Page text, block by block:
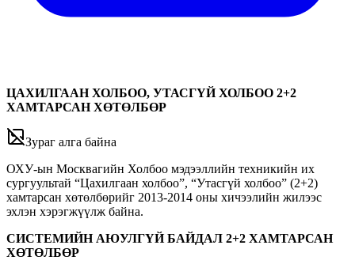
ЦАХИЛГААН ХОЛБОО, УТАСГҮЙ ХОЛБОО 2+2
ХАМТАРСАН ХӨТӨЛБӨР
Зураг алга байна
ОХУ-ын Москвагийн Холбоо мэдээллийн техникийн их
сургуультай “Цахилгаан холбоо”, “Утасгүй холбоо” (2+2)
хамтарсан хөтөлбөрийг 2013-2014 оны хичээлийн жилээс
эхлэн хэрэгжүүлж байна.
СИСТЕМИЙН АЮУЛГҮЙ БАЙДАЛ 2+2 ХАМТАРСАН
ХӨТӨЛБӨР